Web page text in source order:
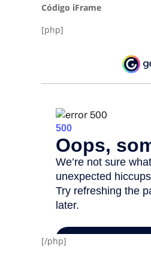
Código iFrame
[php]
[/php]